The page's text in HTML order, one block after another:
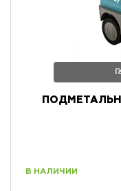
В НАЛИЧИИ